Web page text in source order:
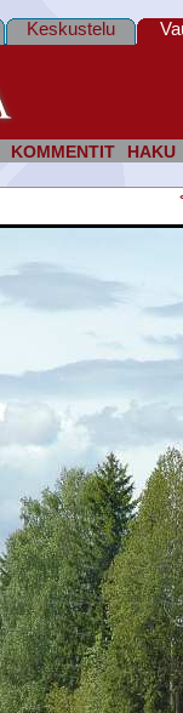
KOMMENTIT HAKU
Keskustelu